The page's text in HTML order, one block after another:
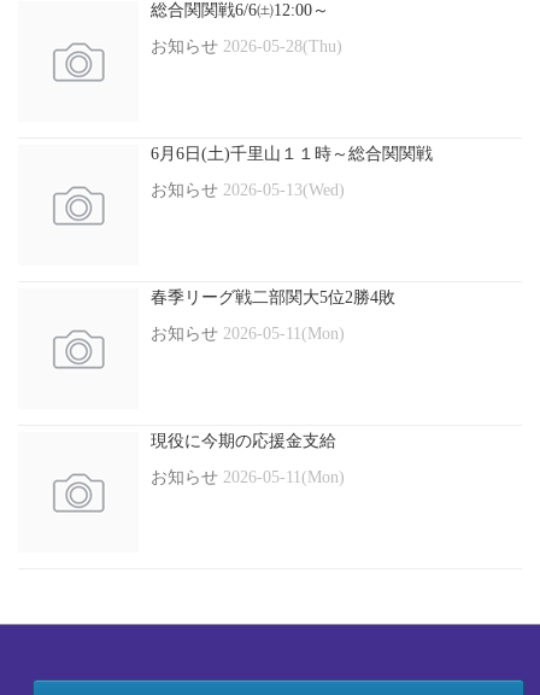
総合関関戦6/6㈯12:00～
お知らせ 2026-05-28(Thu)
6月6日(土)千里山１１時～総合関関戦
お知らせ 2026-05-13(Wed)
春季リーグ戦二部関大5位2勝4敗
お知らせ 2026-05-11(Mon)
現役に今期の応援金支給
お知らせ 2026-05-11(Mon)